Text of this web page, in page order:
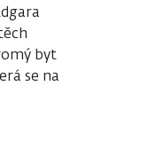
byt
se na